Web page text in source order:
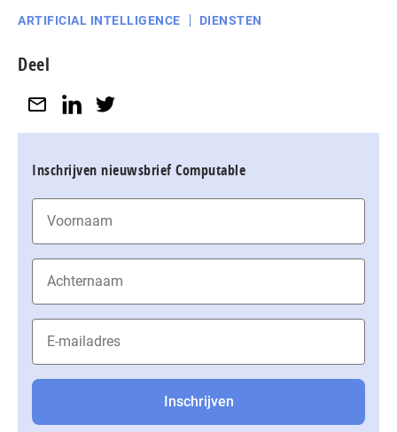
ARTIFICIAL INTELLIGENCE DIENSTEN
Deel
Inschrijven nieuwsbrief Computable